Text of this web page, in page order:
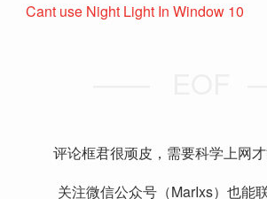
Cant use Night Light In Window 10
评论框君很顽皮，需要科学上网
关注微信公众号（MarIxs）也能